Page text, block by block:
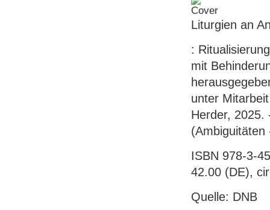
Liturgien an
:
mit
unter
Herder, 2025.
ISBN 978-3-
42.00 (DE),
Quelle: DNB